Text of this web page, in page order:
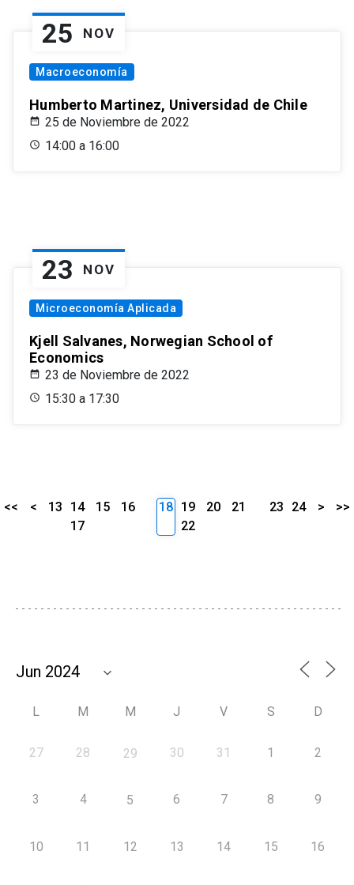
25 NOV
Macroeconomía
Humberto Martinez, Universidad de Chile
25 de Noviembre de 2022
14:00 a 16:00
23 NOV
Microeconomía Aplicada
Kjell Salvanes, Norwegian School of
Economics
23 de Noviembre de 2022
15:30 a 17:30
<< < 13 14 15
16
17
18 19 20
21
22
23 24 > >>
L M M J V S D
27 28 29 30 31 1 2
3 4 5 6 7 8 9
10 11 12 13 14 15 16